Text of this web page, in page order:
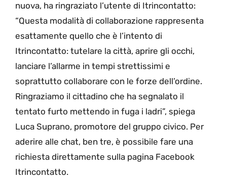
nuova, ha ringraziato l’utente di Itrincontatto:
“Questa modalità di collaborazione rappresenta
esattamente quello che è l’intento di
Itrincontatto: tutelare la città, aprire gli occhi,
lanciare l’allarme in tempi strettissimi e
soprattutto collaborare con le forze dell’ordine.
Ringraziamo il cittadino che ha segnalato il
tentato furto mettendo in fuga i ladri”, spiega
Luca Suprano, promotore del gruppo civico. Per
aderire alle chat, ben tre, è possibile fare una
richiesta direttamente sulla pagina Facebook
Itrincontatto.